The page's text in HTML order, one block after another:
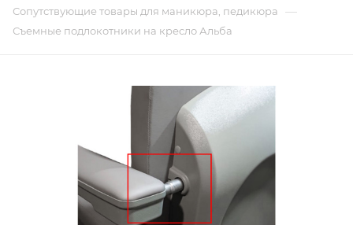
Сопутствующие товары для маникюра, педикюра —
Съемные подлокотники на кресло Альба